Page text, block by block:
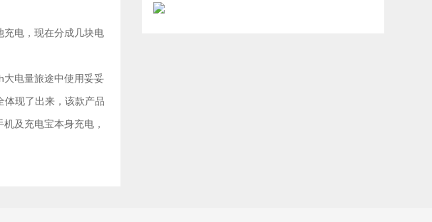
充电，现在分成几块电
大电量旅途中使用妥妥
体现了出来，该款产品
及充电宝本身充电，